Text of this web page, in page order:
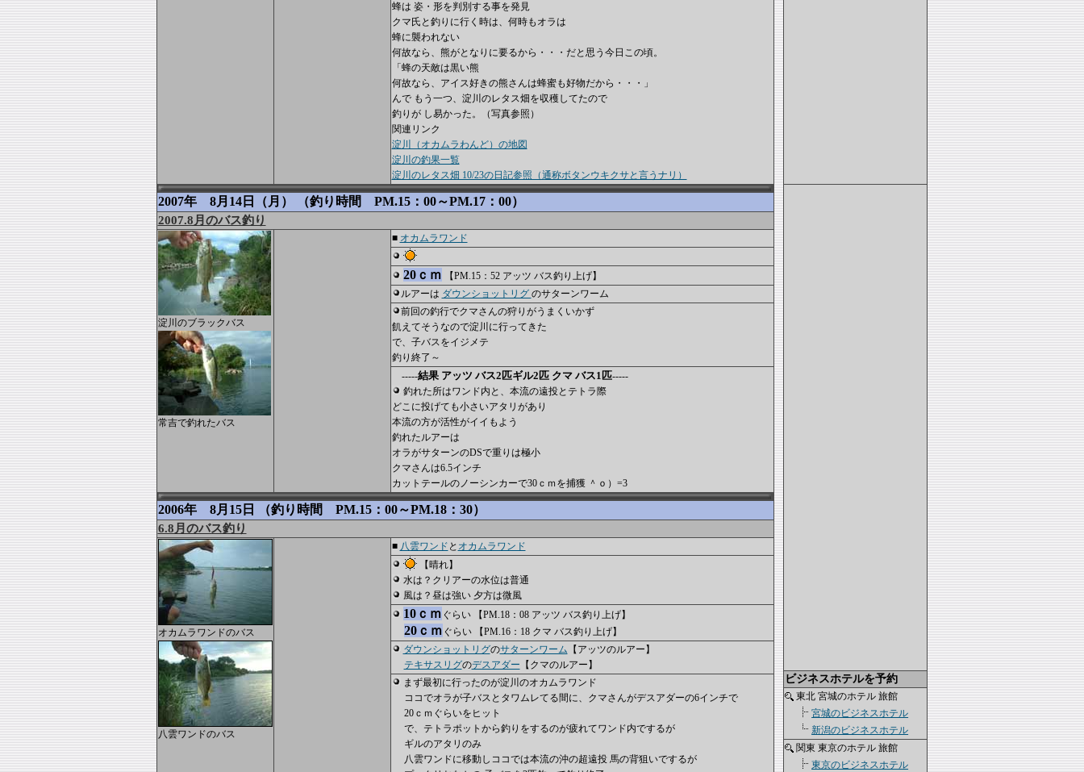
蜂は 姿・形を判別する事を発見
クマ氏と釣りに行く時は、何時もオラは
蜂に襲われない
何故なら、熊がとなりに要るから・・・だと思う今日この頃。
「蜂の天敵は黒い熊
何故なら、アイス好きの熊さんは蜂蜜も好物だから・・・」
んで もう一つ、淀川のレタス畑を収穫してたので
釣りが し易かった。（写真参照）
関連リンク
淀川（オカムラわんど）の地図
淀川の釣果一覧
淀川のレタス畑 10/23の日記参照（通称ボタンウキクサと言うナリ）
2007年 8月14日（月） （釣り時間 PM.15：00～PM.17：00）
2007.8月のバス釣り
淀川のブラックバス
常吉で釣れたバス
■ オカムラワンド
20ｃｍ 【PM.15：52 アッツ バス釣り上げ】
ルアーは ダウンショットリグ のサターンワーム
前回の釣行でクマさんの狩りがうまくいかず
飢えてそうなので淀川に行ってきた
で、子バスをイジメテ
釣り終了～
-----結果 アッツ バス2匹ギル2匹 クマ バス1匹-----
釣れた所はワンド内と、本流の遠投とテトラ際
どこに投げても小さいアタリがあり
本流の方が活性がイイもよう
釣れたルアーは
オラがサターンのDSで重りは極小
クマさんは6.5インチ
カットテールのノーシンカーで30ｃｍを捕獲 ＾ｏ）=3
2006年 8月15日 （釣り時間 PM.15：00～PM.18：30）
6.8月のバス釣り
オカムラワンドのバス
八雲ワンドのバス
■ 八雲ワンド と オカムラワンド
【晴れ】
水は？クリアーの水位は普通
風は？昼は強い 夕方は微風
10ｃｍ ぐらい 【PM.18：08 アッツ バス釣り上げ】
20ｃｍ ぐらい 【PM.16：18 クマ バス釣り上げ】
ダウンショットリグのサターンワーム 【アッツのルアー】
テキサスリグのデスアダー 【クマのルアー】
まず最初に行ったのが淀川のオカムラワンド
ココでオラが子バスとタワムレてる間に、クマさんがデスアダーの6インチで
20ｃｍぐらいをヒット
で、テトラポットから釣りをするのが疲れてワンド内でするが
ギルのアタリのみ
八雲ワンドに移動しココでは本流の沖の超遠投 馬の背狙いでするが
ビジネスホテルを予約
東北 宮城のホテル 旅館
宮城のビジネスホテル
新潟のビジネスホテル
関東 東京のホテル 旅館
東京のビジネスホテル